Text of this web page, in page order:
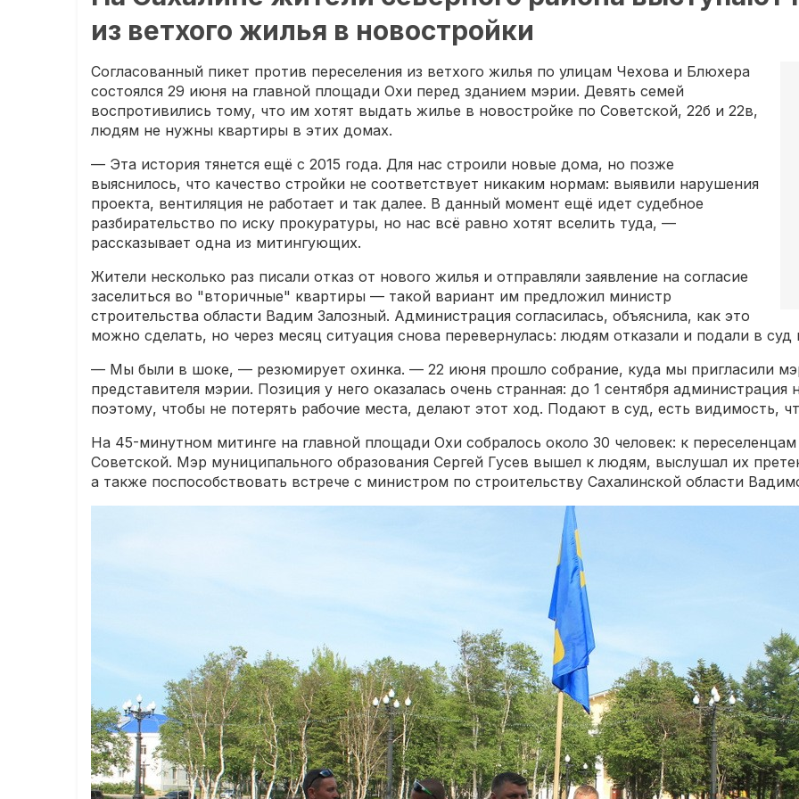
из ветхого жилья в новостройки
Согласованный пикет против переселения из ветхого жилья по улицам Чехова и Блюхера
состоялся 29 июня на главной площади Охи перед зданием мэрии. Девять семей
воспротивились тому, что им хотят выдать жилье в новостройке по Советской, 22б и 22в,
людям не нужны квартиры в этих домах.
— Эта история тянется ещё с 2015 года. Для нас строили новые дома, но позже
выяснилось, что качество стройки не соответствует никаким нормам: выявили нарушения
проекта, вентиляция не работает и так далее. В данный момент ещё идет судебное
разбирательство по иску прокуратуры, но нас всё равно хотят вселить туда, —
рассказывает одна из митингующих.
Жители несколько раз писали отказ от нового жилья и отправляли заявление на согласие
заселиться во "вторичные" квартиры — такой вариант им предложил министр
строительства области Вадим Залозный. Администрация согласилась, объяснила, как это
можно сделать, но через месяц ситуация снова перевернулась: людям отказали и подали в суд
— Мы были в шоке, — резюмирует охинка. — 22 июня прошло собрание, куда мы пригласили
представителя мэрии. Позиция у него оказалась очень странная: до 1 сентября
поэтому, чтобы не потерять рабочие места, делают этот ход. Подают в суд, есть видимость,
На 45-минутном митинге на главной площади Охи собралось около 30 человек: к
Советской. Мэр муниципального образования Сергей Гусев вышел к людям, выслушал их
а также поспособствовать встрече с министром по строительству Сахалинской области